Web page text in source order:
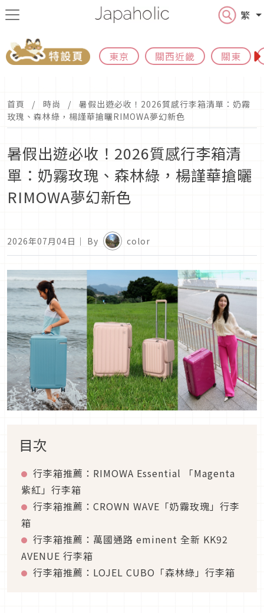
繁
東京 關西近畿 關東
首頁 時尚
暑假出遊必收！2026質感行李箱清單：奶霧
玫瑰、森林綠，楊謹華搶曬RIMOWA夢幻新色
暑假出遊必收！2026質感行李箱清
單：奶霧玫瑰、森林綠，楊謹華搶曬
RIMOWA夢幻新色
2026年07月04日 ｜ By color
目次
行李箱推薦：RIMOWA Essential 「Magenta
紫紅」行李箱
行李箱推薦：CROWN WAVE「奶霧玫瑰」行李
箱
行李箱推薦：萬國通路 eminent 全新 KK92
AVENUE 行李箱
行李箱推薦：LOJEL CUBO「森林綠」行李箱